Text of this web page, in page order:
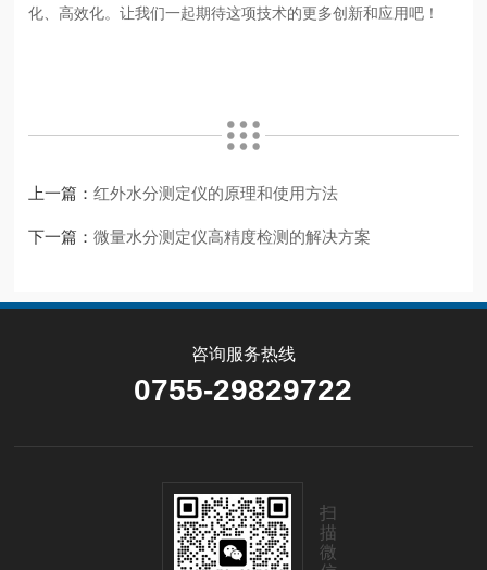
化、高效化。让我们一起期待这项技术的更多创新和应用吧！
上一篇：红外水分测定仪的原理和使用方法
下一篇：​微量水分测定仪高精度检测的解决方案
咨询服务热线
0755-29829722
扫
描
微